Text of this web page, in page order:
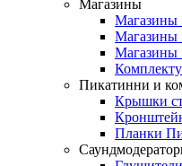
Магазины
Магазины
Магазины
Магазины
Пикатинни и
Крышки
Планки